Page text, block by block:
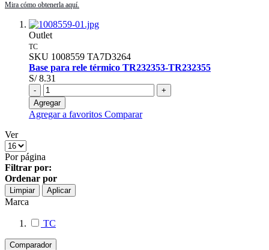
Outlet
TC
SKU 1008559 TA7D3264
Base para rele térmico TR232353-TR232355
S/ 8.31
-
+
Agregar
Agregar a favoritos Comparar
Ver
Por página
Filtrar por:
Ordenar por
Limpiar Aplicar
Marca
TC
Comparador